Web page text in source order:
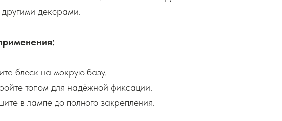
декорами.
блеск на мокрую базу.
топом для надёжной фиксации.
в лампе до полного закрепления.